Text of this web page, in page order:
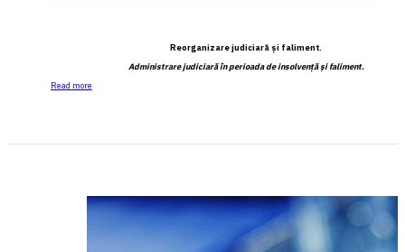
Reorganizare judiciară şi faliment.
Administrare judiciară în perioada de insolvenţă şi faliment.
Read more